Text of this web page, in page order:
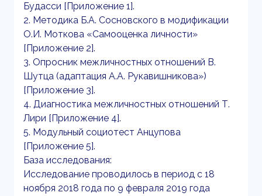
Будасси [Приложение 1].
2. Методика Б.А. Сосновского в модификации
О.И. Моткова «Самооценка личности»
[Приложение 2].
3. Опросник межличностных отношений В.
Шутца (адаптация А.А. Рукавишникова»)
[Приложение 3].
4. Диагностика межличностных отношений Т.
Лири [Приложение 4].
5. Модульный социотест Анцупова
[Приложение 5].
База исследования:
Исследование проводилось в период с 18
ноября 2018 года по 9 февраля 2019 года